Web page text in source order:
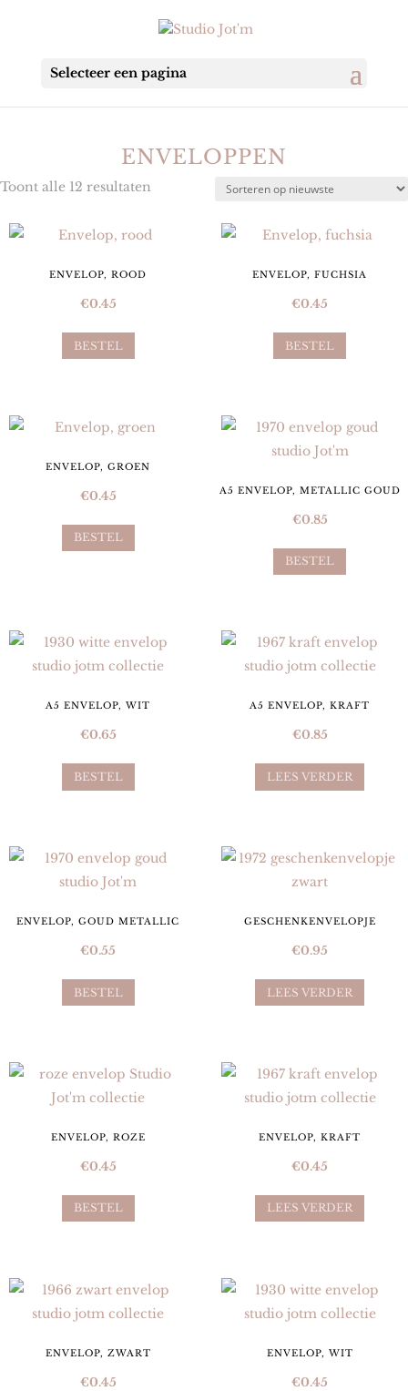
Selecteer een pagina
ENVELOPPEN
Toont alle 12 resultaten
nieuwste
ENVELOP, ROOD
€0.45
BESTEL
ENVELOP, FUCHSIA
€0.45
BESTEL
ENVELOP, GROEN
€0.45
BESTEL
A5 ENVELOP, METALLIC GOUD
€0.85
BESTEL
A5 ENVELOP, WIT
€0.65
BESTEL
A5 ENVELOP, KRAFT
€0.85
LEES VERDER
ENVELOP, GOUD METALLIC
€0.55
BESTEL
GESCHENKENVELOPJE
€0.95
LEES VERDER
ENVELOP, ROZE
€0.45
BESTEL
ENVELOP, KRAFT
€0.45
LEES VERDER
ENVELOP, ZWART
€0.45
ENVELOP, WIT
€0.45